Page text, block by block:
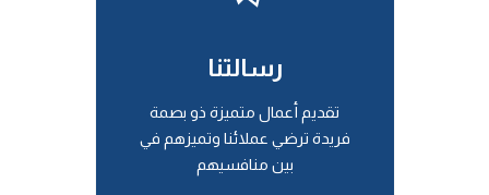
رسالتنا
تقديم أعمال متميزة ذو بصمة
فريدة ترضي عملائنا وتميزهم في
بين منافسيهم